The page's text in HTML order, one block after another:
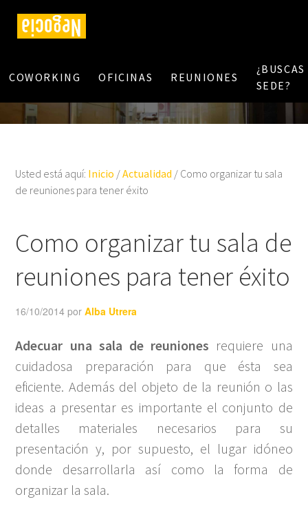
COWORKING OFICINAS REUNIONES
¿BUSCAS
SEDE?
Usted está aquí: Inicio /Actualidad / Como organizar tu sala
de reuniones para tener éxito
Como organizar tu sala de
reuniones para tener éxito
16/10/2014 porAlba Utrera
Adecuar una sala de reuniones requiere una
cuidadosa preparación para que ésta sea
eficiente. Además del objeto de la reunión o las
ideas a presentar es importante el conjunto de
detalles materiales necesarios para su
presentación y, por supuesto, el lugar idóneo
donde desarrollarla así como la forma de
organizar la sala.